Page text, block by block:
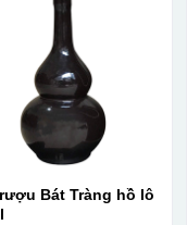
Bát Tràng hồ lô